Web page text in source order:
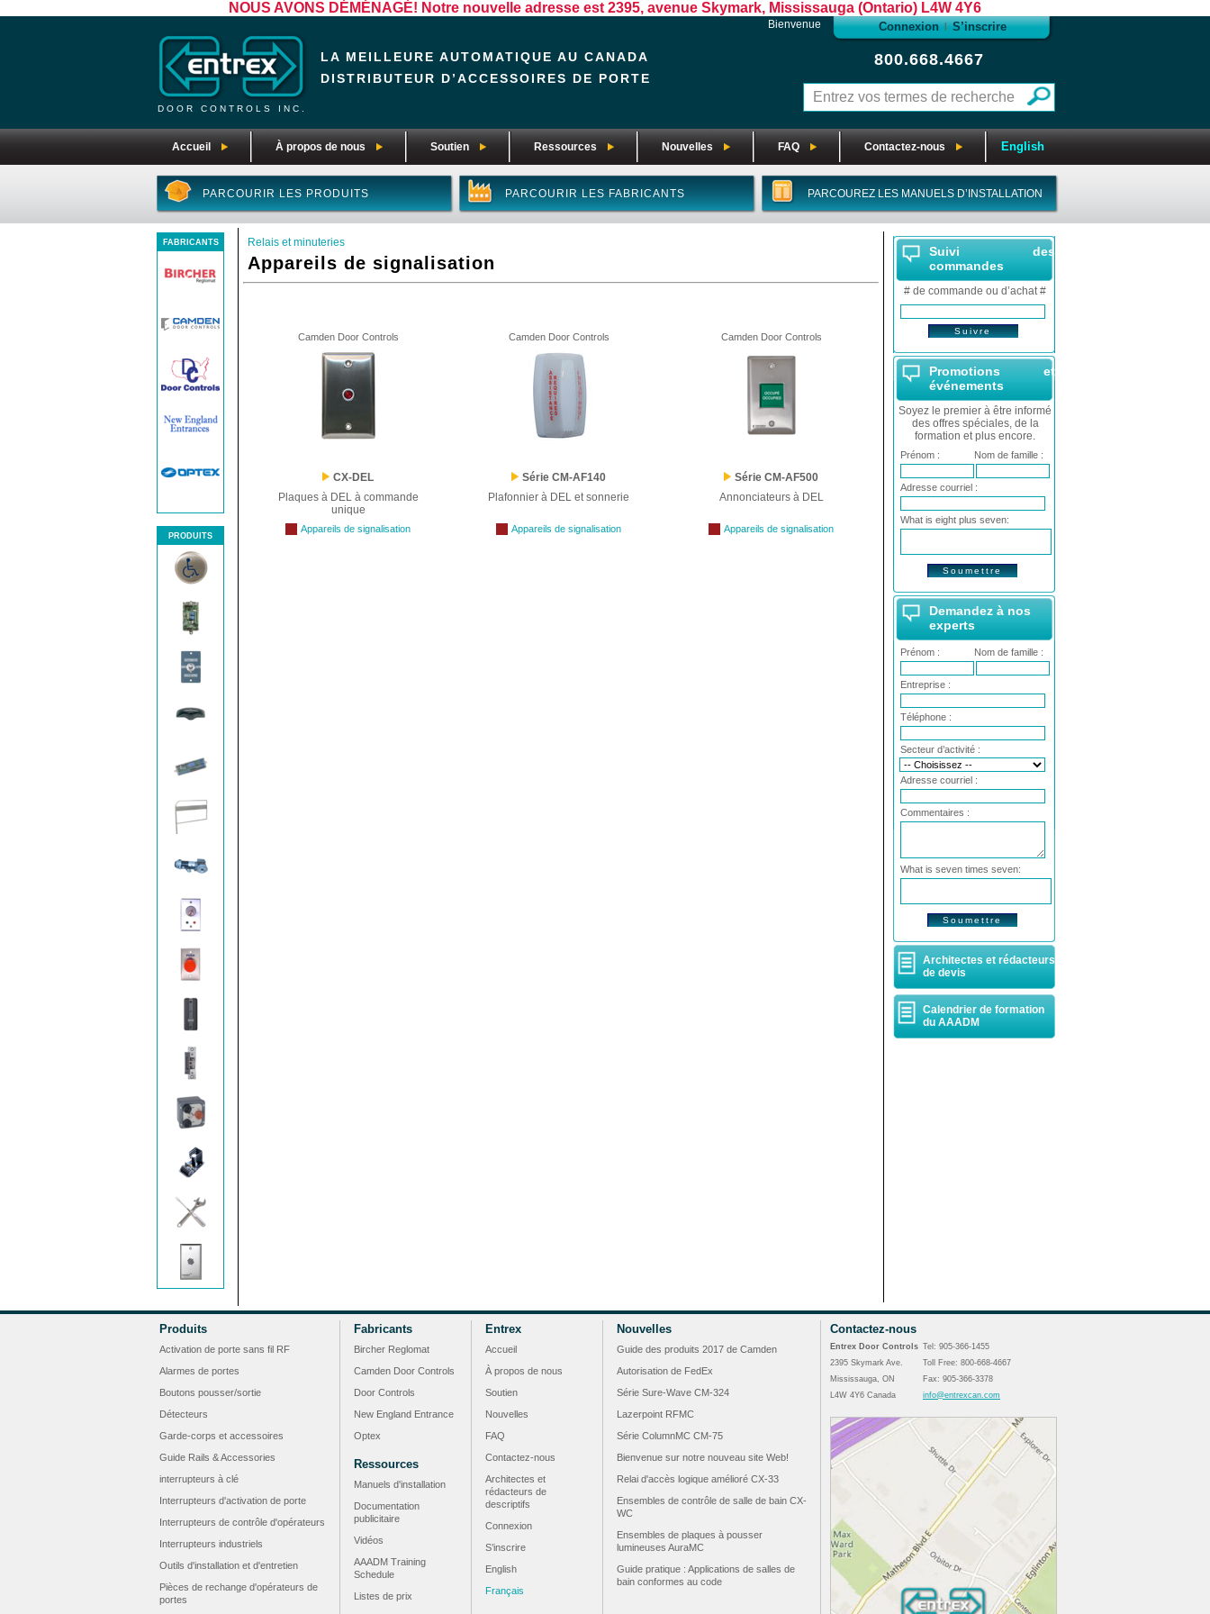
NOUS AVONS DÉMÉNAGÉ! Notre nouvelle adresse est 2395, avenue Skymark, Mississauga (Ontario) L4W 4Y6
LA MEILLEURE AUTOMATIQUE AU CANADA
DISTRIBUTEUR D’ACCESSOIRES DE PORTE
DOOR CONTROLS INC.
Bienvenue Connexion | S’inscrire
800.668.4667
Accueil À propos de nous Soutien Ressources Nouvelles FAQ Contactez-nous English
PARCOURIR LES PRODUITS PARCOURIR LES FABRICANTS PARCOUREZ LES MANUELS D’INSTALLATION
FABRICANTS
PRODUITS
Relais et minuteries
Appareils de signalisation
Camden Door Controls Camden Door Controls Camden Door Controls
CX-DEL Série CM-AF140
Série CM-AF500
Plaques à DEL à commande
unique
Plafonnier à DEL et sonnerie Annonciateurs à DEL
Appareils de signalisation Appareils de signalisation Appareils de signalisation
Suivi des
commandes
# de commande ou d’achat #
Promotions et
événements
Soyez le premier à être informé
des offres spéciales, de la
formation et plus encore.
Prénom : Nom de famille :
Adresse courriel :
What is eight plus seven:
Demandez à nos
experts
Prénom : Nom de famille :
Entreprise :
Téléphone :
Secteur d’activité :
Adresse courriel :
Commentaires :
What is seven times seven:
Architectes et rédacteurs
de devis
Calendrier de formation
du AAADM
Produits
Activation de porte sans fil RF
Alarmes de portes
Boutons pousser/sortie
Détecteurs
Garde-corps et accessoires
Guide Rails & Accessories
interrupteurs à clé
Interrupteurs d'activation de porte
Interrupteurs de contrôle d'opérateurs
Interrupteurs industriels
Outils d'installation et d'entretien
Pièces de rechange d'opérateurs de
portes
Fabricants
Bircher Reglomat
Camden Door Controls
Door Controls
New England Entrance
Optex
Ressources
Manuels d'installation
Documentation
publicitaire
Vidéos
AAADM Training
Schedule
Listes de prix
Entrex
Accueil
À propos de nous
Soutien
Nouvelles
FAQ
Contactez-nous
Architectes et
rédacteurs de
descriptifs
Connexion
S’inscrire
English
Français
Nouvelles
Guide des produits 2017 de Camden
Autorisation de FedEx
Série Sure-Wave CM-324
Lazerpoint RFMC
Série ColumnMC CM-75
Bienvenue sur notre nouveau site Web!
Relai d'accès logique amélioré CX-33
Ensembles de contrôle de salle de bain CX-
WC
Ensembles de plaques à pousser
lumineuses AuraMC
Guide pratique : Applications de salles de
bain conformes au code
Contactez-nous
Entrex Door Controls Tel: 905-366-1455
2395 Skymark Ave.
Toll Free: 800-668-4667
Mississauga, ON
Fax: 905-366-3378
L4W 4Y6 Canada
info@entrexcan.com